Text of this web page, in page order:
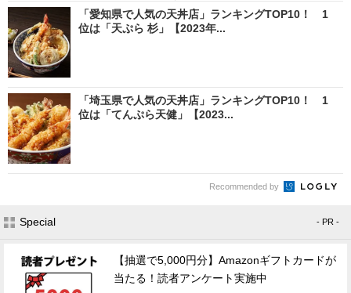
「愛知県で人気の天丼店」ランキングTOP10！ 1
位は「天ぷら 杉」【2023年...
「埼玉県で人気の天丼店」ランキングTOP10！ 1
位は「てんぷら天健」【2023...
Recommended by
Special - PR -
【抽選で5,000円分】Amazonギフトカードが
当たる！読者アンケート実施中